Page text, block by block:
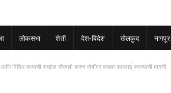
लोकसभा शेती देश-विदेश खेलकुद नागपूर
विविध कामाची सखोल चौकशी करुन दोषींवर कडक कारवाई करण्याची मागणी